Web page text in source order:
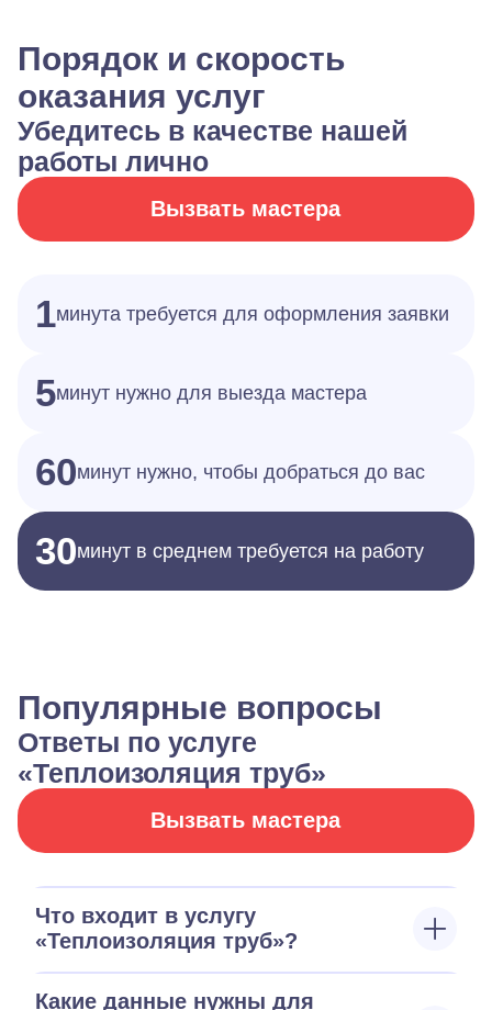
Порядок и скорость
оказания услуг
Убедитесь в качестве нашей
работы лично
Вызвать мастера
1минута требуется для оформления заявки
5минут нужно для выезда мастера
60минут нужно, чтобы добраться до вас
30минут в среднем требуется на работу
Популярные вопросы
Ответы по услуге
«Теплоизоляция труб»
Вызвать мастера
Что входит в услугу
«Теплоизоляция труб»?
Какие данные нужны для